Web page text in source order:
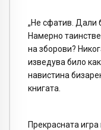
„Не сфатив. Дали
Намерно
на зборови?
изведува било
навистина
книгата.
Прекрасната